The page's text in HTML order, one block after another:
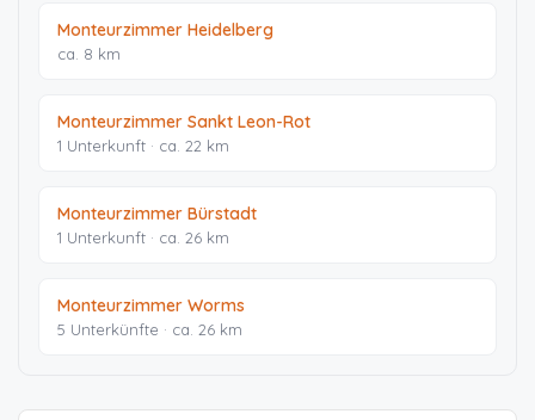
Monteurzimmer Heidelberg
ca. 8 km
Monteurzimmer Sankt Leon-Rot
1 Unterkunft · ca. 22 km
Monteurzimmer Bürstadt
1 Unterkunft · ca. 26 km
Monteurzimmer Worms
5 Unterkünfte · ca. 26 km